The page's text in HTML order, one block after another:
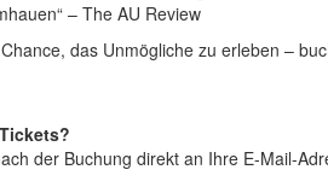
– The AU Review
das Unmögliche zu erleben –
der Buchung direkt an Ihre E-Mail-